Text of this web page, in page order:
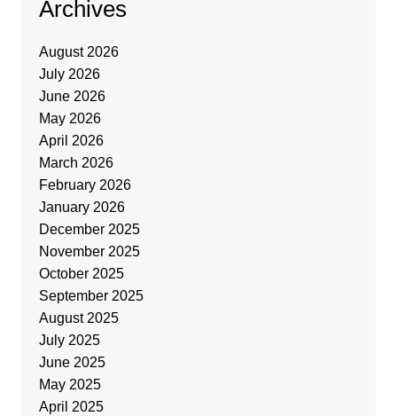
Archives
August 2026
July 2026
June 2026
May 2026
April 2026
March 2026
February 2026
January 2026
December 2025
November 2025
October 2025
September 2025
August 2025
July 2025
June 2025
May 2025
April 2025